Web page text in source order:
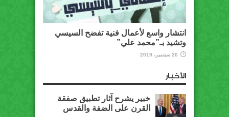
انتشار واسع لأعمال فنية تفضح السيسي
وتشيد بـ”محمد علي”
20 سبتمبر، 2019
الأخبار
خبير يشرح آثار تطبيق صفقة
القرن على الضفة والقدس